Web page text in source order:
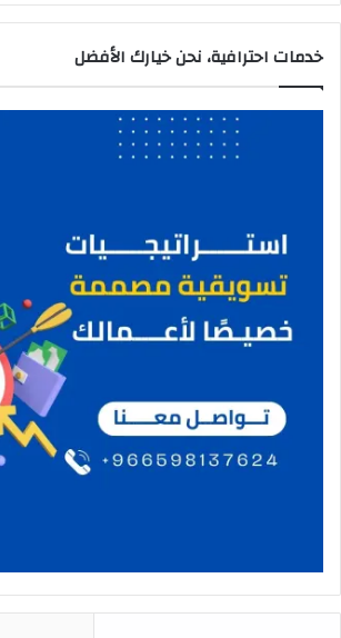
خدمات احترافية، نحن خيارك الأفضل